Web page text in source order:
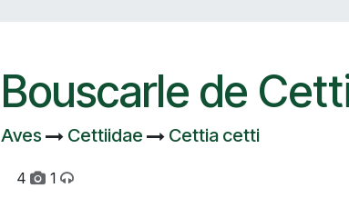
Bouscarle de
Aves Cettiidae Cettia cetti
4 1